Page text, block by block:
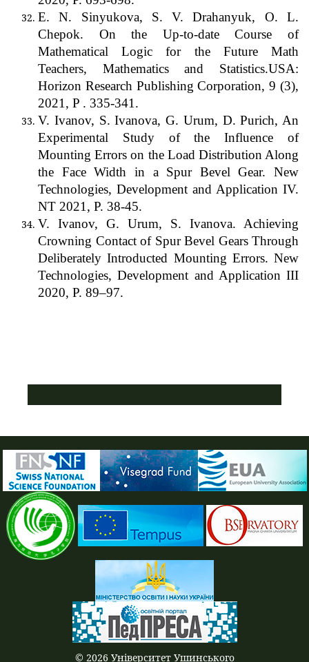
E. N. Sinyukova, S. V. Drahanyuk, O. L.
Chepok. On the Up-to-date Course of
Mathematical Logic for the Future Math
Teachers, Mathematics and Statistics.USA:
Horizon Research Publishing Corporation, 9 (3),
2021, P . 335-341.
V. Ivanov, S. Ivanova, G. Urum, D. Purich, An
Experimental Study of the Influence of
Mounting Errors on the Load Distribution Along
the Face Width in a Spur Bevel Gear. New
Technologies, Development and Application IV.
NT 2021, P. 38-45.
V. Ivanov, G. Urum, S. Ivanova. Achieving
Crowning Contact of Spur Bevel Gears Through
Deliberately Introducted Mounting Errors. New
Technologies, Development and Application III
2020, P. 89–97.
© 2026 Університет Ушинського